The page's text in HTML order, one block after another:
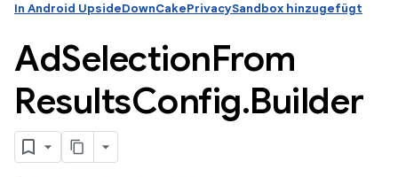
In Android UpsideDownCakePrivacySandbox hinzugefügt
AdSelectionFrom
ResultsConfig.Builder